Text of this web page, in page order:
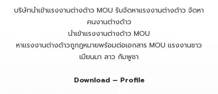
บริษัทนำเข้าแรงงานต่างด้าว MOU รับจัดหาแรงงานต่างด้าว จัดหา
คนงานต่างด้าว
นําเข้าแรงงานต่างด้าว MOU
หาแรงงานต่างด้าวถูกฎหมายพร้อมต่อเอกสาร MOU แรงงานชาว
เมียนมา ลาว กัมพูชา
Download – Profile